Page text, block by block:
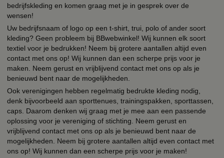
bedrijfskleding en komen graag met je in gesprek over de
wensen!
Uw bedrijfsnaam of logo op een t-shirt, trui, polo of ander soort
kleding? Geen probleem bij BBwebwinkel! Wij kunnen elk soort
textiel voor je bedrukken! Neem bij grotere aantallen altijd even
contact met ons op! Wij kunnen dan een scherpe prijs voor je
maken. Neem gerust en vrijblijvend contact met ons op als je
benieuwd bent naar de mogelijkheden.
Ook verenigingen hebben regelmatig bedrukte kleding nodig,
denk bijvoorbeeld aan sporttenues, trainingspakken, sporttassen,
caps. Daarom denken wij graag met je mee aan een passende
oplossing voor je vereniging of stichting. Neem gerust en
vrijblijvend contact met ons op als je benieuwd bent naar de
mogelijkheden. Neem bij grotere aantallen altijd even contact met
ons op! Wij kunnen dan een scherpe prijs voor je maken!